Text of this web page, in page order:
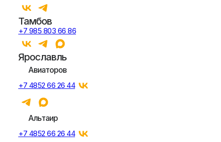
Тамбов
+7 985 803 66 86
Ярославль
Авиаторов
+7 4852 66 26 44
Альтаир
+7 4852 66 26 44